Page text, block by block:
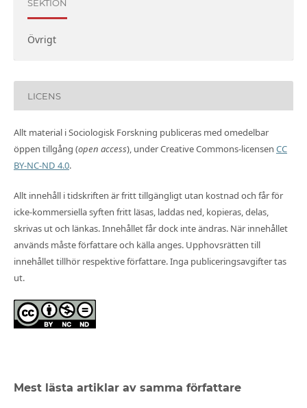
SEKTION
Övrigt
LICENS
Allt material i Sociologisk Forskning publiceras med omedelbar
öppen tillgång (open access), under Creative Commons-licensen CC
BY-NC-ND 4.0.
Allt innehåll i tidskriften är fritt tillgängligt utan kostnad och får för
icke-kommersiella syften fritt läsas, laddas ned, kopieras, delas,
skrivas ut och länkas. Innehållet får dock inte ändras. När innehållet
används måste författare och källa anges. Upphovsrätten till
innehållet tillhör respektive författare. Inga publiceringsavgifter tas
ut.
Mest lästa artiklar av samma författare